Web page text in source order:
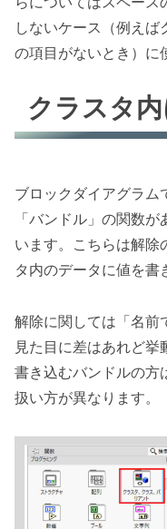
しないケース（例え
の項目がないとき）に
クラスタ
ブロックダイアグラム
「バンドル」の関数
います。こちらは解除
タ内のデータに値を書
解除に関しては「名前
見た目に差はあれど
書き込むバンドルの方
扱い方が異なります。